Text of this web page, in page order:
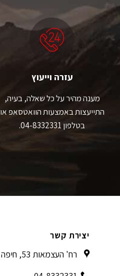
עזרה וייעוץ
מענה מהיר על כל שאלה, בעיה,
התייעצות באמצעות הוואטסאפ או
בטלפון 04-8332331.
יצירת קשר
רח' העצמאות 53, חיפה